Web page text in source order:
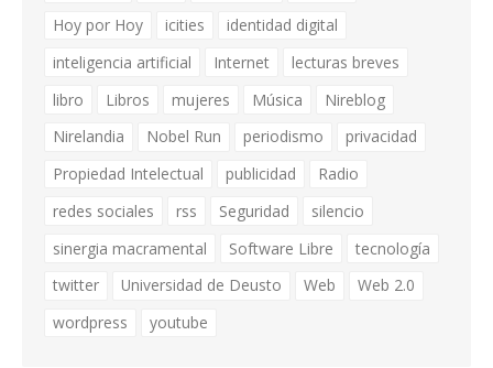
Hoy por Hoy
icities
identidad digital
inteligencia artificial
Internet
lecturas breves
libro
Libros mujeres Música
Nireblog
Nirelandia
Nobel Run periodismo
privacidad
Propiedad Intelectual
publicidad
Radio
redes sociales
rss Seguridad
silencio
sinergia macramental
Software Libre
tecnología
twitter
Universidad de Deusto Web
Web 2.0
wordpress
youtube